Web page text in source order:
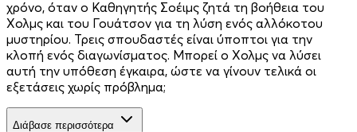
χρόνο, όταν ο Καθηγητής Σοέιμς ζητά τη βοήθεια του
Χολμς και του Γουάτσον για τη λύση ενός αλλόκοτου
μυστηρίου. Τρεις σπουδαστές είναι ύποπτοι για την
κλοπή ενός διαγωνίσματος. Μπορεί ο Χολμς να λύσει
αυτή την υπόθεση έγκαιρα, ώστε να γίνουν τελικά οι
εξετάσεις χωρίς πρόβλημα;
Διάβασε περισσότερα